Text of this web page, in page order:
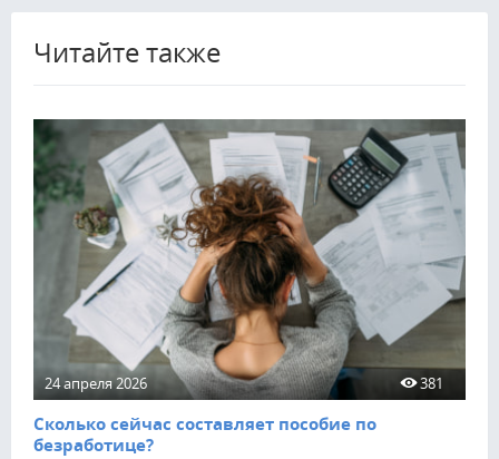
Читайте также
24 апреля 2026 381
Сколько сейчас составляет пособие по
безработице?